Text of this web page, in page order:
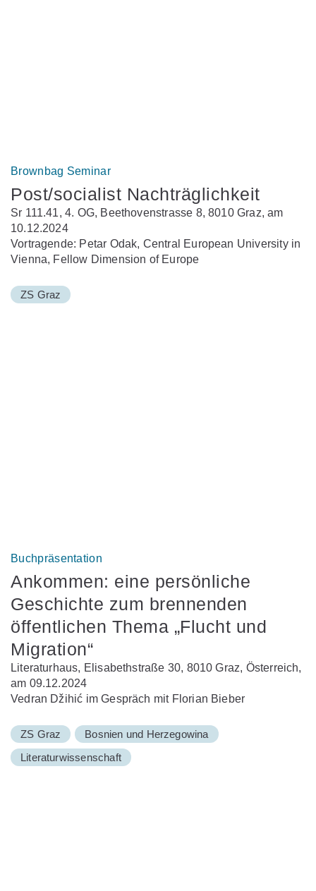
Brownbag Seminar
Post/socialist Nachträglichkeit
Sr 111.41, 4. OG, Beethovenstrasse 8, 8010 Graz, am
10.12.2024
Vortragende: Petar Odak, Central European University in
Vienna, Fellow Dimension of Europe
ZS Graz
Buchpräsentation
Ankommen: eine persönliche
Geschichte zum brennenden
öffentlichen Thema „Flucht und
Migration“
Literaturhaus, Elisabethstraße 30, 8010 Graz, Österreich,
am 09.12.2024
Vedran Džihić im Gespräch mit Florian Bieber
ZS Graz
Bosnien und Herzegowina
Literaturwissenschaft